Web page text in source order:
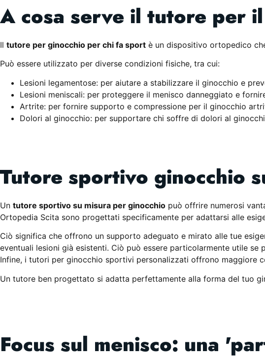
Tutori sportivi
A cosa serve il tutore per
Il tutore per ginocchio per chi fa sport è un dispositivo ortopedico
Può essere utilizzato per diverse condizioni fisiche, tra cui:
Lesioni legamentose: per aiutare a stabilizzare il ginocchio e
Lesioni meniscali: per proteggere il menisco danneggiato e
Artrite: per fornire supporto e compressione per il ginocchio
Dolori al ginocchio: per supportare chi soffre di dolori al
Tutore sportivo ginocchio
Un tutore sportivo su misura per ginocchio può offrire numerosi
Ortopedia Scita sono progettati specificamente per adattarsi alle
Ciò significa che offrono un supporto adeguato e mirato alle tue
eventuali lesioni già esistenti. Ciò può essere particolarmente utile
Infine, i tutori per ginocchio sportivi personalizzati offrono maggiore
Un tutore ben progettato si adatta perfettamente alla forma del tuo
Focus sul menisco: una